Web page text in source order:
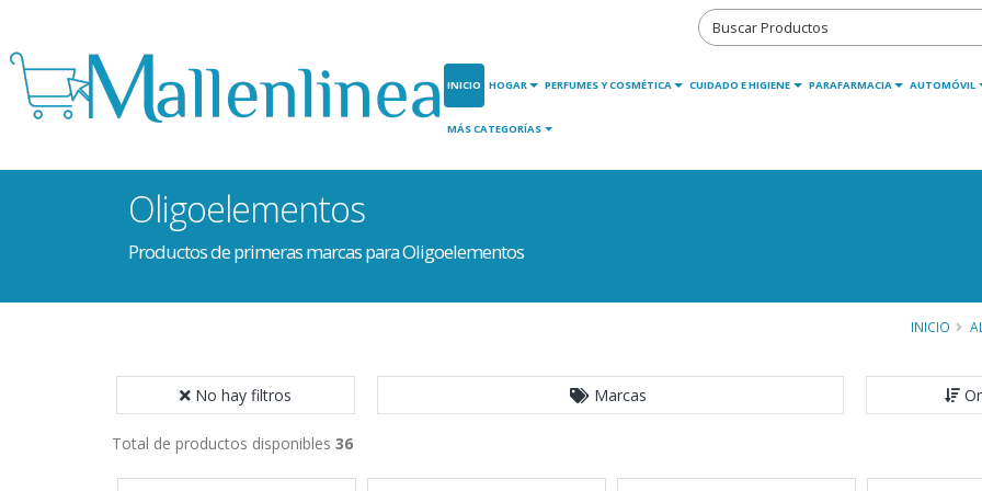
INICIO HOGAR PERFUMES Y COSMÉTICA CUIDADO E HIGIENE PARAFARMACIA AUTOMÓVIL
MÁS CATEGORÍAS
Oligoelementos
Productos de primeras marcas para Oligoelementos
INICIO
No hay filtros Marcas
Total de productos disponibles 36